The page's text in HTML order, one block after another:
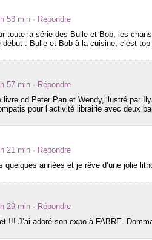
53 min · Répondre
toute la série des Bulle et Bob, les
début : Bulle et Bob à la cuisine, c’est top
57 min · Répondre
livre cd Peter Pan et Wendy,illustré par
pour l’activité librairie avec deux
21 min · Répondre
quelques années et je rêve d’une jolie
29 min · Répondre
!!! J’ai adoré son expo à FABRE.